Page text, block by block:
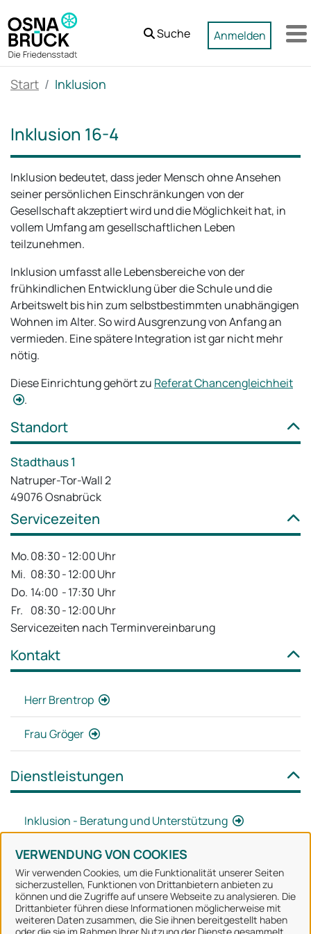
Zum Hauptinhalt springen
VERWENDUNG VON COOKIES
Wir verwenden Cookies, um die Funktionalität unserer Seiten
sicherzustellen, Funktionen von Drittanbietern anbieten zu
können und die Zugriffe auf unsere Webseite zu analysieren. Die
Drittanbieter führen diese Informationen möglicherweise mit
weiteren Daten zusammen, die Sie ihnen bereitgestellt haben
Suche Anmelden
Start Inklusion
Inklusion 16-4
Inklusion bedeutet, dass jeder Mensch ohne Ansehen
seiner persönlichen Einschränkungen von der
Gesellschaft akzeptiert wird und die Möglichkeit hat, in
vollem Umfang am gesellschaftlichen Leben
teilzunehmen.
Inklusion umfasst alle Lebensbereiche von der
frühkindlichen Entwicklung über die Schule und die
Arbeitswelt bis hin zum selbstbestimmten unabhängigen
Wohnen im Alter. So wird Ausgrenzung von Anfang an
vermieden. Eine spätere Integration ist gar nicht mehr
nötig.
Diese Einrichtung gehört zu Referat Chancengleichheit
.
Standort
Stadthaus 1
Natruper-Tor-Wall 2
49076 Osnabrück
Servicezeiten
Mo.08:30-12:00Uhr
Mi. 08:30-12:00Uhr
Do. 14:00 -17:30 Uhr
Fr. 08:30-12:00Uhr
Servicezeiten nach Terminvereinbarung
Kontakt
Herr Brentrop
Frau Gröger
Dienstleistungen
Inklusion - Beratung und Unterstützung
Stadt Osnabrück